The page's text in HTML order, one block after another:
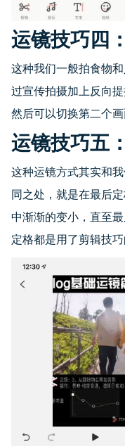
运镜技巧四
这种我们一般拍食物
过宣传拍摄加上反向
然后可以切换第二个画
运镜技巧五
这种运镜方式其实和
同之处，就是在最后
中渐渐的变小，直至
定格都是用了剪辑技